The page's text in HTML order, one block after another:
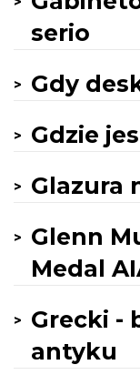
serio
Gdy
Gdzie
Glazura
Glenn
Medal
Grecki -
antyku